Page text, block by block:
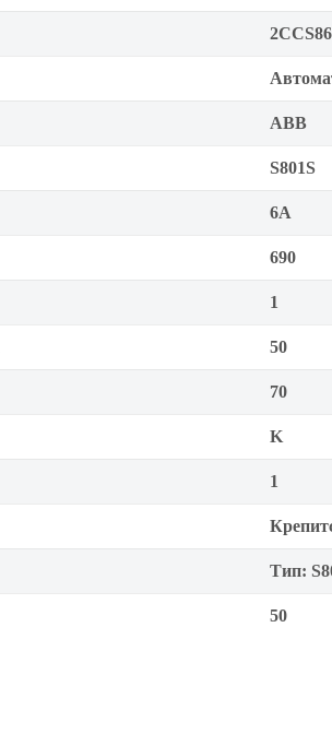
ABB
S801S
6А
690
1
50
70
K
1
Тип:
50